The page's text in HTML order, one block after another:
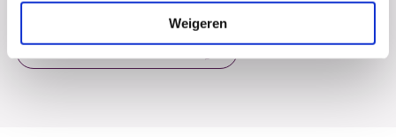
Weigeren
Bekijk al het nieuws